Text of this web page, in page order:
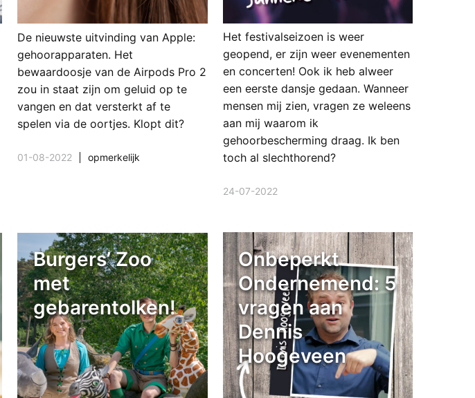
De nieuwste uitvinding van Apple:
gehoorapparaten. Het
bewaardoosje van de Airpods Pro 2
zou in staat zijn om geluid op te
vangen en dat versterkt af te
spelen via de oortjes. Klopt dit?
01-08-2022 opmerkelijk
Het festivalseizoen is weer
geopend, er zijn weer evenementen
en concerten! Ook ik heb alweer
een eerste dansje gedaan. Wanneer
mensen mij zien, vragen ze weleens
aan mij waarom ik
gehoorbescherming draag. Ik ben
toch al slechthorend?
24-07-2022
Burgers’ Zoo
met
gebarentolken!
Onbeperkt
Ondernemend: 5
vragen aan
Dennis
Hoogeveen